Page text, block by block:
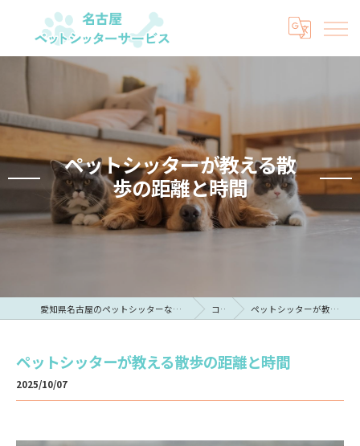
ペットシッターが教える散
歩の距離と時間
愛知県名古屋のペットシッターなら名古屋ペットシッターサービス コラム ペットシッターが教える散歩の距離と時間
ペットシッターが教える散歩の距離と時間
2025/10/07